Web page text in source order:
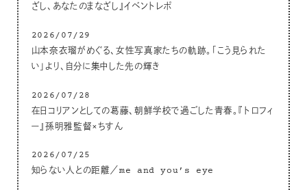
ざし、あなたのまなざし』イベントレポ
2026/07/29
山本奈衣瑠がめぐる、女性写真家たちの軌跡。「こう見られた
い」より、自分に集中した先の輝き
2026/07/28
在日コリアンとしての葛藤、朝鮮学校で過ごした青春。『トロフィ
ー』孫明雅監督×ちすん
2026/07/25
知らない人との距離／me and you’s eye